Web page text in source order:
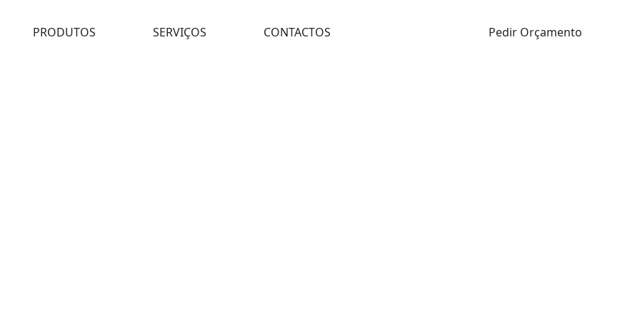
PRODUTOS SERVIÇOS CONTACTOS Pedir Orçamento